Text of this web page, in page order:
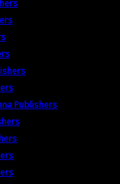
Publishers